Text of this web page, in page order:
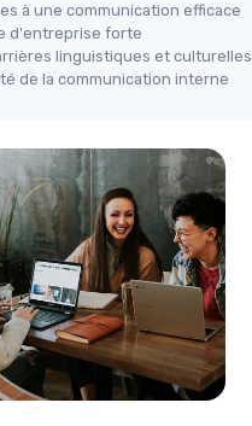
à une communication efficace
d'entreprise forte
linguistiques et culturelles
de la communication interne